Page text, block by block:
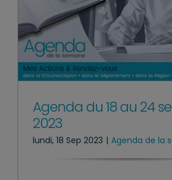
Agenda du 18 au 24
2023
lundi, 18 Sep 2023 | Agenda de la